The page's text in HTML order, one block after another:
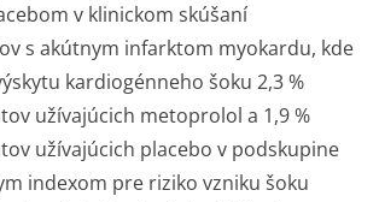
v klinickom skúšaní
s akútnym infarktom myokardu, kde
kardiogénneho šoku 2,3 %
užívajúcich metoprolol a 1,9 %
užívajúcich placebo v podskupine
indexom pre riziko vzniku šoku